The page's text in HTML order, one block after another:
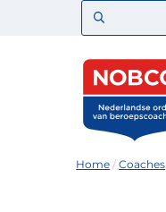
Zoeken
Home /Coaches